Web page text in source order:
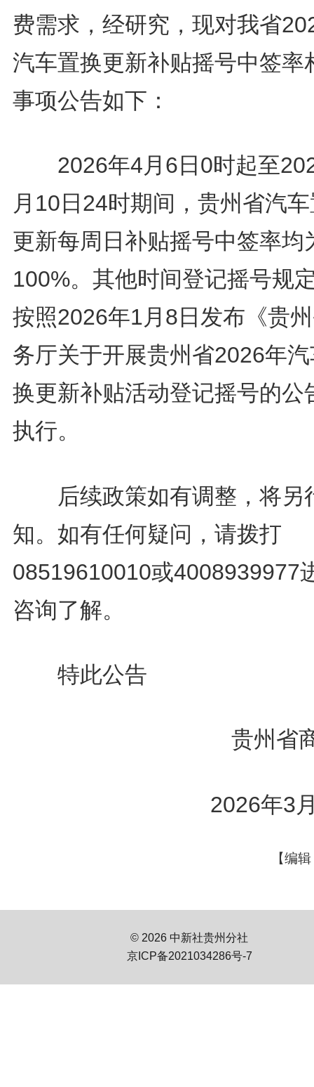
费需求，经研究，现对我省
汽车置换更新补贴摇号中签率
事项公告如下：
2026年4月6日0时起至
月10日24时期间，贵州省汽
更新每周日补贴摇号中签率均
100%。其他时间登记摇号规
按照2026年1月8日发布《贵
务厅关于开展贵州省2026年
换更新补贴活动登记摇号的公
执行。
后续政策如有调整，将另
知。如有任何疑问，请拨打
08519610010或4008939977
咨询了解。
特此公告
贵州省
2026年3
【编
© 2026 中新社贵州分社
京ICP备2021034286号-7